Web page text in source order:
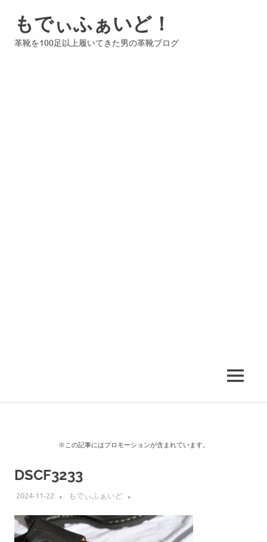
もでぃふぁいど！
革靴を100足以上履いてきた男の革靴ブログ
MENU
※この記事にはプロモーションが含まれています。
DSCF3233
2024-11-22 もでぃふぁいど